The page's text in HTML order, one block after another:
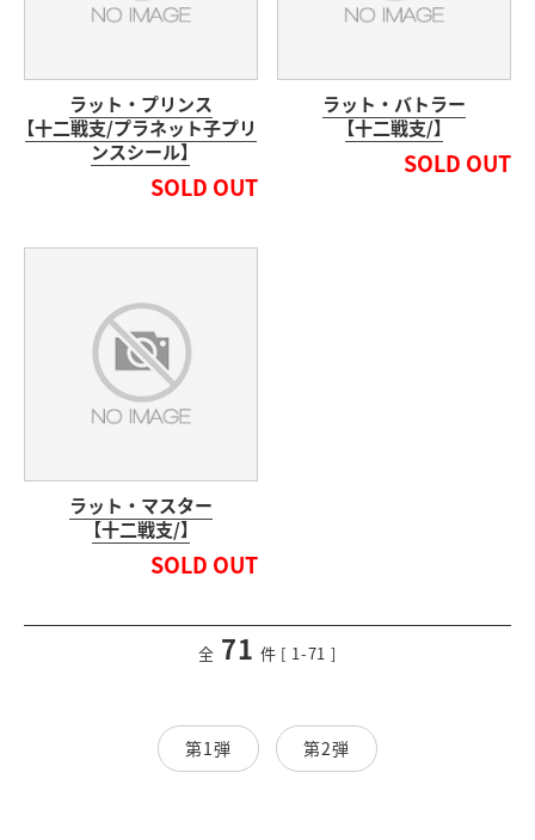
ラット・プリンス
【十二戦支/プラネット子プリ
ンスシール】
SOLD OUT
ラット・バトラー
【十二戦支/】
SOLD OUT
ラット・マスター
【十二戦支/】
SOLD OUT
全 71 件 [ 1-71 ]
第1弾 第2弾